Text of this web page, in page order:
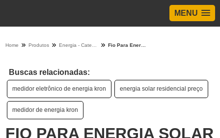
MENU
Home Produtos
Buscas relacionadas:
medidor eletrônico de energia kron energia solar residencial preço
medidor de energia kron
FIO PARA ENERGIA SOLAR